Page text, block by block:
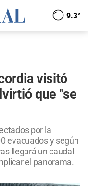
9.3°
visitó
que "se
por la
evacuados y según
llegará un caudal
el panorama.